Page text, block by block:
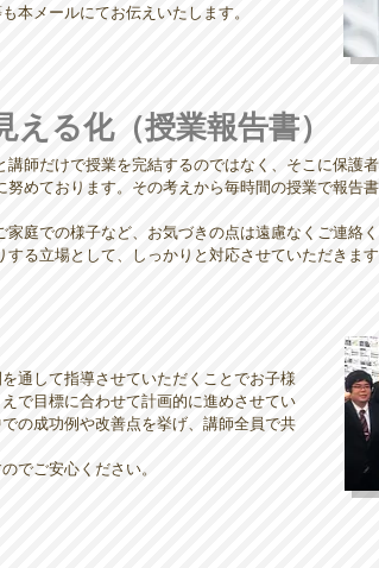
本メールにてお伝えいたします。
える化（授業報告書）
師だけで授業を完結するのではなく、そこに保護
努めております。その考えから毎時間の授業で報告
家庭での様子など、お気づきの点は遠慮なくご連絡く
る立場として、しっかりと対応させていただきます
通して指導させていただくことでお子様
で目標に合わせて計画的に進めさせてい
の成功例や改善点を挙げ、講師全員で共
でご安心ください。